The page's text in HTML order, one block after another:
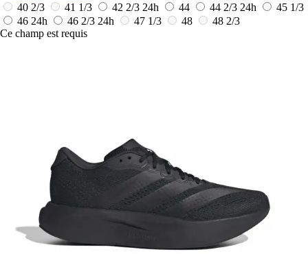
40 2/3
41 1/3 42 2/3 24h 44 44 2/3 24h
45 1/3
46 24h 46 2/3 24h 47 1/3 48
48 2/3
Ce champ est requis